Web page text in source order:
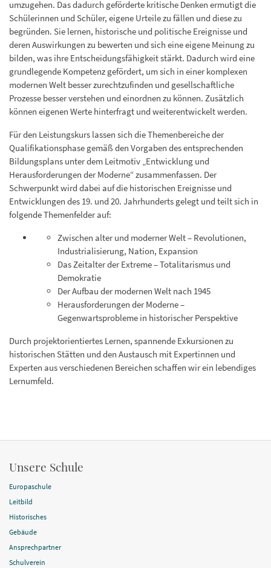
umzugehen. Das dadurch geförderte kritische Denken ermutigt die
Schülerinnen und Schüler, eigene Urteile zu fällen und diese zu
begründen. Sie lernen, historische und politische Ereignisse und
deren Auswirkungen zu bewerten und sich eine eigene Meinung zu
bilden, was ihre Entscheidungsfähigkeit stärkt. Dadurch wird eine
grundlegende Kompetenz gefördert, um sich in einer komplexen
modernen Welt besser zurechtzufinden und gesellschaftliche
Prozesse besser verstehen und einordnen zu können. Zusätzlich
können eigenen Werte hinterfragt und weiterentwickelt werden.
Für den Leistungskurs lassen sich die Themenbereiche der
Qualifikationsphase gemäß den Vorgaben des entsprechenden
Bildungsplans unter dem Leitmotiv „Entwicklung und
Herausforderungen der Moderne“ zusammenfassen. Der
Schwerpunkt wird dabei auf die historischen Ereignisse und
Entwicklungen des 19. und 20. Jahrhunderts gelegt und teilt sich in
folgende Themenfelder auf:
Zwischen alter und moderner Welt – Revolutionen,
Industrialisierung, Nation, Expansion
Das Zeitalter der Extreme – Totalitarismus und
Demokratie
Der Aufbau der modernen Welt nach 1945
Herausforderungen der Moderne –
Gegenwartsprobleme in historischer Perspektive
Durch projektorientiertes Lernen, spannende Exkursionen zu
historischen Stätten und den Austausch mit Expertinnen und
Experten aus verschiedenen Bereichen schaffen wir ein lebendiges
Lernumfeld.
Unsere Schule
Europaschule
Leitbild
Historisches
Gebäude
Ansprechpartner
Schulverein